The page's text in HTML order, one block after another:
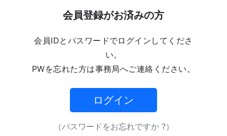
会員登録がお済みの方
会員IDとパスワードでログインしてくださ
い。
PWを忘れた方は事務局へご連絡ください。
ログイン
（パスワードをお忘れですか ?）